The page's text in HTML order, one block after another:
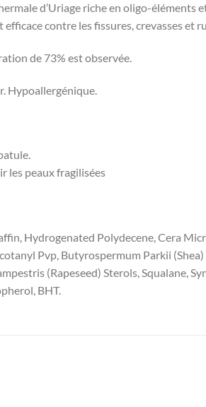
d’Uriage riche en oligo-
contre les fissures, crevasses et
de 73% est observée.
Hypoallergénique.
les peaux fragilisées
Hydrogenated Polydecene, Cera
Pvp, Butyrospermum Parkii
(Rapeseed) Sterols, Squalane,
BHT.